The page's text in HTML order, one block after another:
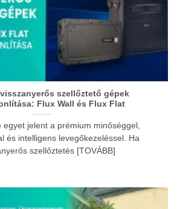
szellőztető gépek
Flux Wall és Flux Flat
egyet jelent a prémium minőséggel,
és intelligens levegőkezeléssel. Ha
szellőztetés [TOVÁBB]